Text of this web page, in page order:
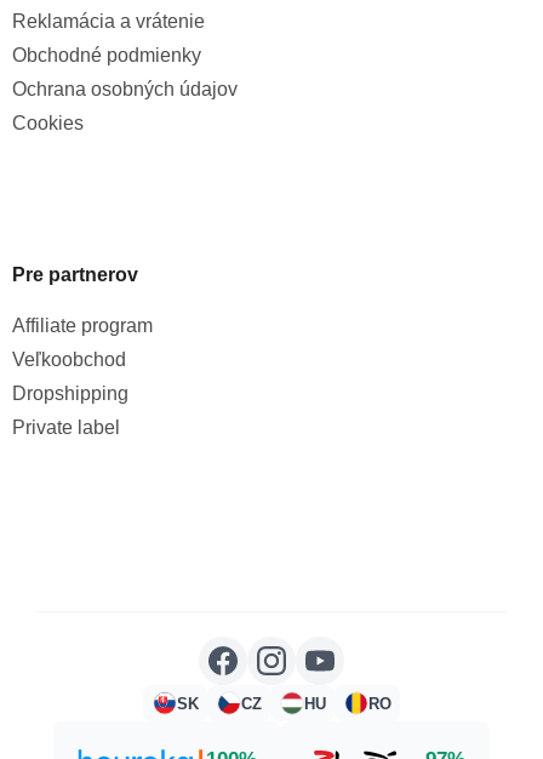
Reklamácia a vrátenie
Obchodné podmienky
Ochrana osobných údajov
Cookies
Pre partnerov
Affiliate program
Veľkoobchod
Dropshipping
Private label
SK CZ HU RO